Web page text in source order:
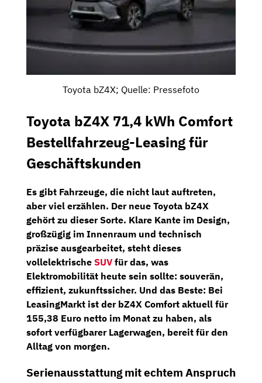
Toyota bZ4X; Quelle: Pressefoto
Toyota bZ4X 71,4 kWh Comfort
Bestellfahrzeug-Leasing für
Geschäftskunden
Es gibt Fahrzeuge, die nicht laut auftreten,
aber viel erzählen. Der neue Toyota bZ4X
gehört zu dieser Sorte. Klare Kante im Design,
großzügig im Innenraum und technisch
präzise ausgearbeitet, steht dieses
vollelektrische SUV für das, was
Elektromobilität heute sein sollte: souverän,
effizient, zukunftssicher. Und das Beste: Bei
LeasingMarkt ist der bZ4X Comfort aktuell für
155,38 Euro netto im Monat zu haben, als
sofort verfügbarer Lagerwagen, bereit für den
Alltag von morgen.
Serienausstattung mit echtem Anspruch